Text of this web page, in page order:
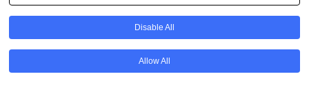
Disable All
Allow All